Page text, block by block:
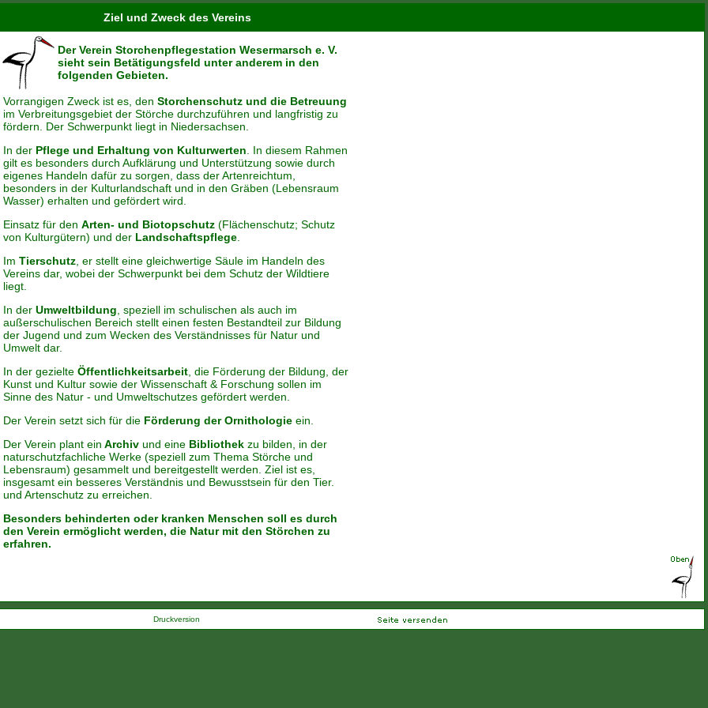
Ziel und Zweck des Vereins
Der Verein Storchenpflegestation Wesermarsch e. V.
sieht sein Betätigungsfeld unter anderem in den
folgenden Gebieten.
Vorrangigen Zweck ist es, den Storchenschutz und die Betreuung
im Verbreitungsgebiet der Störche durchzuführen und langfristig zu
fördern. Der Schwerpunkt liegt in Niedersachsen.
In der Pflege und Erhaltung von Kulturwerten . In diesem Rahmen
gilt es besonders durch Aufklärung und Unterstützung sowie durch
eigenes Handeln dafür zu sorgen, dass der Artenreichtum,
besonders in der Kulturlandschaft und in den Gräben (Lebensraum
Wasser) erhalten und gefördert wird.
Einsatz für den Arten- und Biotopschutz (Flächenschutz; Schutz
von Kulturgütern) und der Landschaftspflege
Im Tierschutz , er stellt eine gleichwertige Säule im Handeln des
Vereins dar, wobei der Schwerpunkt bei dem Schutz der Wildtiere
liegt.
In der Umweltbildung , speziell im schulischen als auch im
außerschulischen Bereich stellt einen festen Bestandteil zur Bildung
der Jugend und zum Wecken des Verständnisses für Natur und
Umwelt dar.
In der gezielte Öffentlichkeitsarbeit , die Förderung der Bildung, der
Kunst und Kultur sowie der Wissenschaft & Forschung sollen im
Sinne des Natur - und Umweltschutzes gefördert werden.
Der Verein setzt sich für die Förderung der Ornithologie ein.
Der Verein plant ein Archiv und eine Bibliothek zu bilden, in der
naturschutzfachliche Werke (speziell zum Thema Störche und
Lebensraum) gesammelt und bereitgestellt werden. Ziel ist es,
insgesamt ein besseres Verständnis und Bewusstsein für den Tier.
und Artenschutz zu erreichen.
Besonders behinderten oder kranken Menschen soll es durch
den Verein ermöglicht werden, die Natur mit den Störchen zu
erfahren.
Druckversion